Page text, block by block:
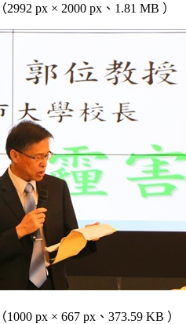
（2992 px × 2000 px、1.81 MB ）
（1000 px × 667 px、373.59 KB ）